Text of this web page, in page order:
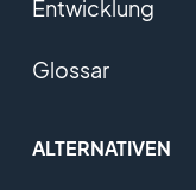
Entwicklung
Glossar
ALTERNATIVEN